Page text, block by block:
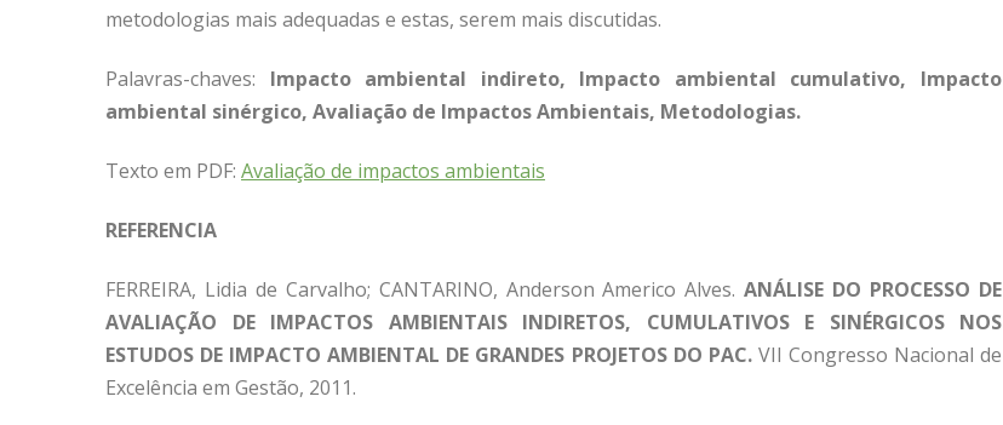
metodologias mais adequadas e estas, serem mais discutidas.
Palavras-chaves: Impacto ambiental indireto, Impacto ambiental cumulativo, Impacto
ambiental sinérgico, Avaliação de Impactos Ambientais, Metodologias.
Texto em PDF: Avaliação de impactos ambientais
REFERENCIA
FERREIRA, Lidia de Carvalho; CANTARINO, Anderson Americo Alves.ANÁLISE DO PROCESSO DE
AVALIAÇÃO DE IMPACTOS AMBIENTAIS INDIRETOS, CUMULATIVOS E SINÉRGICOS NOS
ESTUDOS DE IMPACTO AMBIENTAL DE GRANDES PROJETOS DO PAC. VII Congresso Nacional de
Excelência em Gestão, 2011.